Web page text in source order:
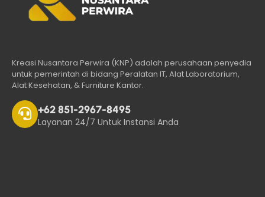
Kreasi Nusantara Perwira (KNP) adalah perusahaan penyedia
untuk pemerintah di bidang Peralatan IT, Alat Laboratorium,
Alat Kesehatan, & Furniture Kantor.
+62 851-2967-8495
Layanan 24/7 Untuk Instansi Anda